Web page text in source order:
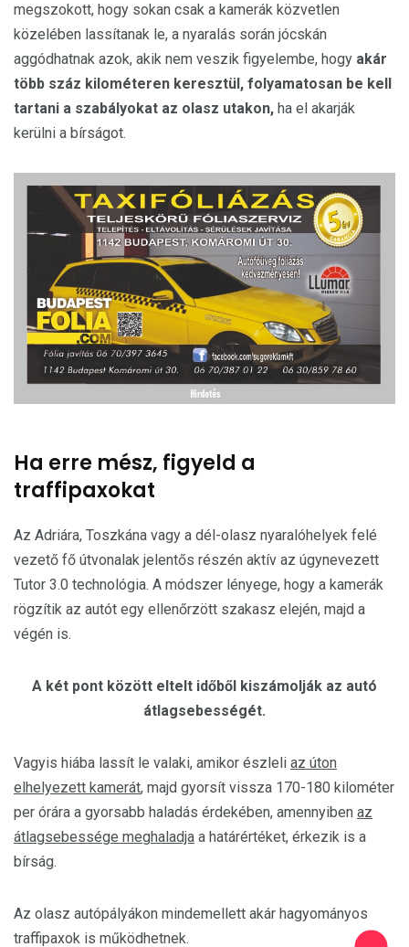
megszokott, hogy sokan csak a kamerák közvetlen
közelében lassítanak le, a nyaralás során jócskán
aggódhatnak azok, akik nem veszik figyelembe, hogy akár
több száz kilométeren keresztül, folyamatosan be kell
tartani a szabályokat az olasz utakon, ha el akarják
kerülni a bírságot.
Ha erre mész, figyeld a
traffipaxokat
Az Adriára, Toszkána vagy a dél-olasz nyaralóhelyek felé
vezető fő útvonalak jelentős részén aktív az úgynevezett
Tutor 3.0 technológia. A módszer lényege, hogy a kamerák
rögzítik az autót egy ellenőrzött szakasz elején, majd a
végén is.
A két pont között eltelt időből kiszámolják az autó
átlagsebességét.
Vagyis hiába lassít le valaki, amikor észleli az úton
elhelyezett kamerát, majd gyorsít vissza 170-180 kilométer
per órára a gyorsabb haladás érdekében, amennyiben az
átlagsebessége meghaladja a határértéket, érkezik is a
bírság.
Az olasz autópályákon mindemellett akár hagyományos
traffipaxok is működhetnek.